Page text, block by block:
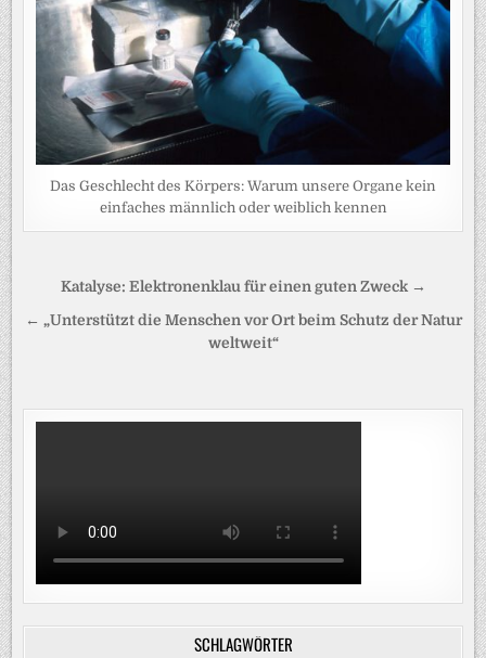
Das Geschlecht des Körpers: Warum unsere Organe kein
einfaches männlich oder weiblich kennen
Beitragsnavigation
Katalyse: Elektronenklau für einen guten Zweck →
← „Unterstützt die Menschen vor Ort beim Schutz der Natur
weltweit“
SCHLAGWÖRTER